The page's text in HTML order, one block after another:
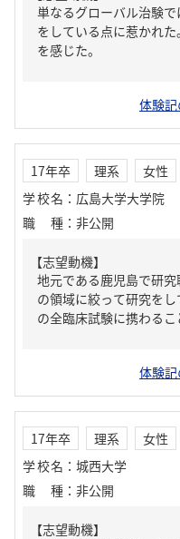
単なるグローバル治験
をしている点に惹かれ
を感じた。
体験
17年卒 理系
女性
学校名 ： 広島大学大学院
職種 ： 非公開
【志望動機】
地元である鹿児島で研
の領域に絞って研究を
の全臨床試験に携わるこ
体験
17年卒 理系
女性
学校名 ： 城西大学
職種 ： 非公開
【志望動機】